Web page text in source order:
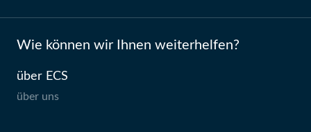
Wie können wir Ihnen weiterhelfen?
über ECS
über uns